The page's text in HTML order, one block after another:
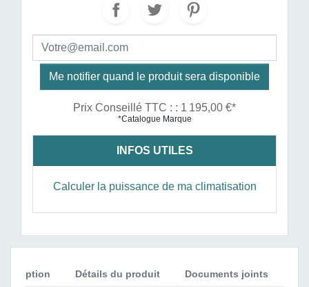
Me notifier quand le produit sera disponible
Prix Conseillé TTC : : 1 195,00 €*
*Catalogue Marque
INFOS UTILES
Calculer la puissance de ma climatisation
Détails du produit Documents joints